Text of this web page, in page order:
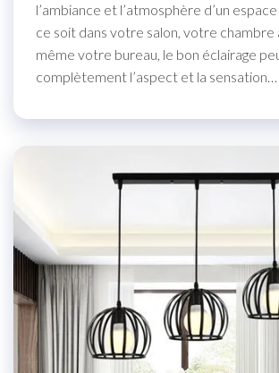
l’ambiance et l’atmosphère d’un
ce soit dans votre salon, votre chambre
même votre bureau, le bon éclairage
complètement l’aspect et la sensation…